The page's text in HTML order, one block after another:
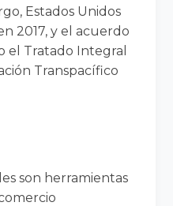
Estados Unidos
2017, y el acuerdo
el Tratado Integral
Transpacífico
son herramientas